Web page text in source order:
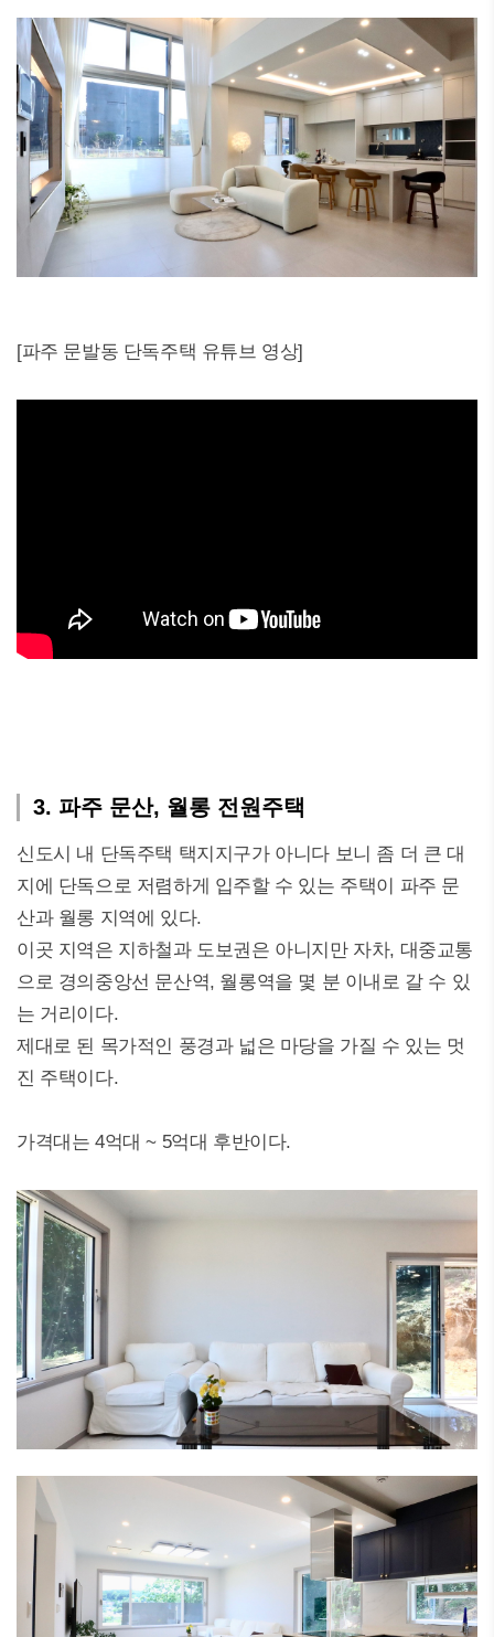
[파주 문발동 단독주택 유튜브 영상]
3. 파주 문산, 월롱 전원주택
신도시 내 단독주택 택지지구가 아니다 보니 좀 더 큰 대
지에 단독으로 저렴하게 입주할 수 있는 주택이 파주 문
산과 월롱 지역에 있다.
이곳 지역은 지하철과 도보권은 아니지만 자차, 대중교통
으로 경의중앙선 문산역, 월롱역을 몇 분 이내로 갈 수 있
는 거리이다.
제대로 된 목가적인 풍경과 넓은 마당을 가질 수 있는 멋
진 주택이다.
가격대는 4억대 ~ 5억대 후반이다.